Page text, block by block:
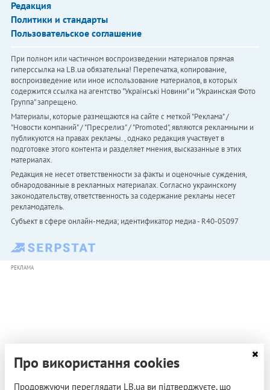
Редакция
Политики и стандарты
Пользовательское соглашение
При полном или частичном воспроизведении материалов прямая
гиперссылка на LB.ua обязательна! Перепечатка, копирование,
воспроизведение или иное использование материалов, в которых
содержится ссылка на агентство "Українськi Новини" и "Украинская Фото
Группа" запрещено.
Материалы, которые размещаются на сайте с меткой "Реклама" /
"Новости компаний" / "Пресрелиз" / "Promoted", являются рекламными и
публикуются на правах рекламы. , однако редакция участвует в
подготовке этого контента и разделяет мнения, высказанные в этих
материалах.
Редакция не несет ответственности за факты и оценочные суждения,
обнародованные в рекламных материалах. Согласно украинскому
законодательству, ответственность за содержание рекламы несет
рекламодатель.
Субъект в сфере онлайн-медиа; идентификатор медиа - R40-05097
РЕКЛАМА
Про використання cookies
Продовжуючи переглядати LB.ua ви підтверджуєте, що